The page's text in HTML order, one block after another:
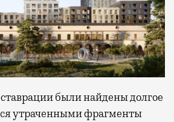
были найдены долгое
утраченными фрагменты